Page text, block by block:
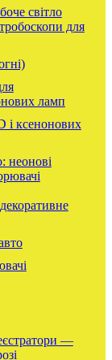
світло
для
ламп
і ксенонових
неонові
—